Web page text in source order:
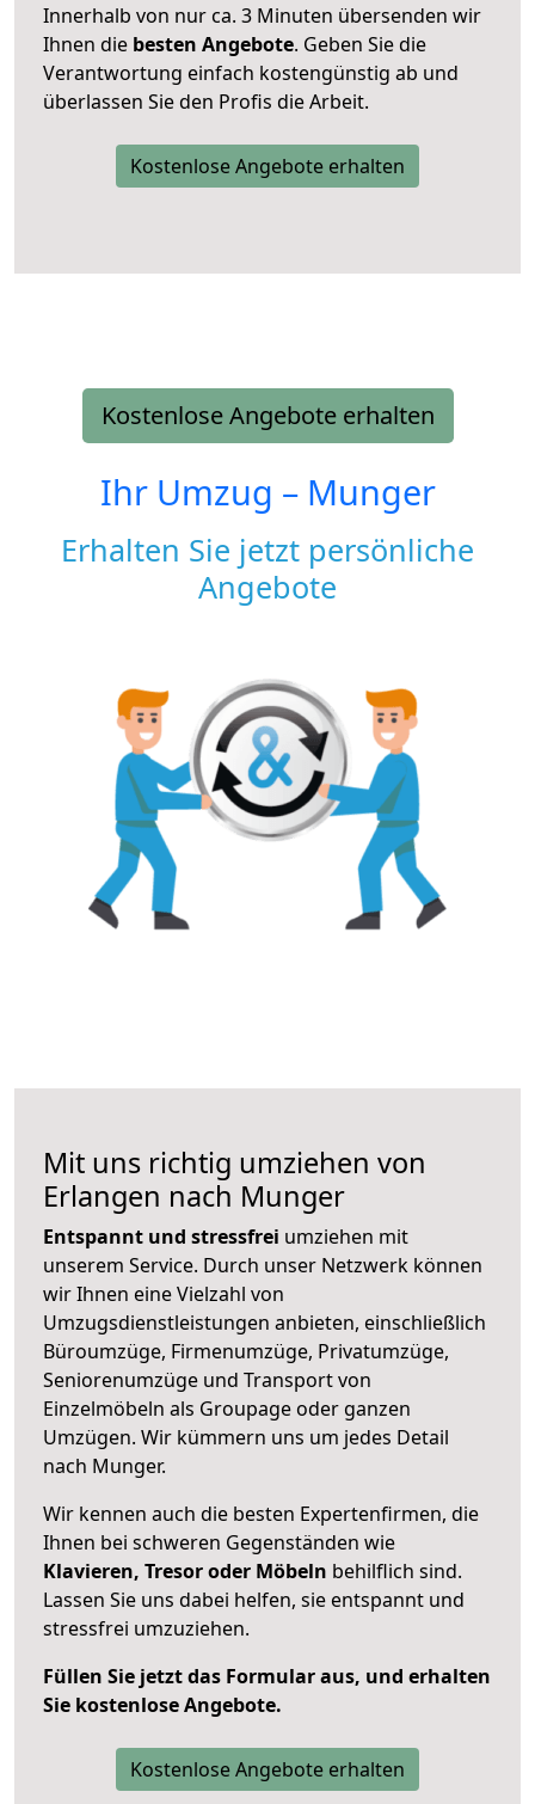
Innerhalb von nur ca. 3 Minuten übersenden wir
Ihnen die besten Angebote. Geben Sie die
Verantwortung einfach kostengünstig ab und
überlassen Sie den Profis die Arbeit.
Kostenlose Angebote erhalten
Kostenlose Angebote erhalten
Ihr Umzug – Munger
Erhalten Sie jetzt persönliche
Angebote
Mit uns richtig umziehen von
Erlangen nach Munger
Entspannt und stressfrei umziehen mit
unserem Service. Durch unser Netzwerk können
wir Ihnen eine Vielzahl von
Umzugsdienstleistungen anbieten, einschließlich
Büroumzüge, Firmenumzüge, Privatumzüge,
Seniorenumzüge und Transport von
Einzelmöbeln als Groupage oder ganzen
Umzügen. Wir kümmern uns um jedes Detail
nach Munger.
Wir kennen auch die besten Expertenfirmen, die
Ihnen bei schweren Gegenständen wie
Klavieren, Tresor oder Möbeln behilflich sind.
Lassen Sie uns dabei helfen, sie entspannt und
stressfrei umzuziehen.
Füllen Sie jetzt das Formular aus, und erhalten
Sie kostenlose Angebote.
Kostenlose Angebote erhalten